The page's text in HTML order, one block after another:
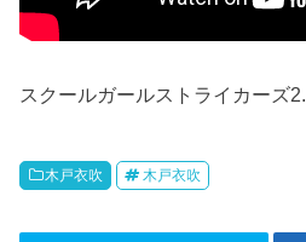
スクールガールストライカーズ2.
木戸衣吹 木戸衣吹